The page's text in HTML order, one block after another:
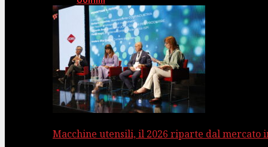
Macchine utensili, il 2026 riparte dal mercato